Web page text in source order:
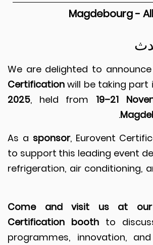
Magdebourg
We are delighted to
Certification will be taking
2025, held from19–21
.
As asponsor, Eurovent
to support this leading
refrigeration, air
Come and visit us at
Certification booth to
programmes,